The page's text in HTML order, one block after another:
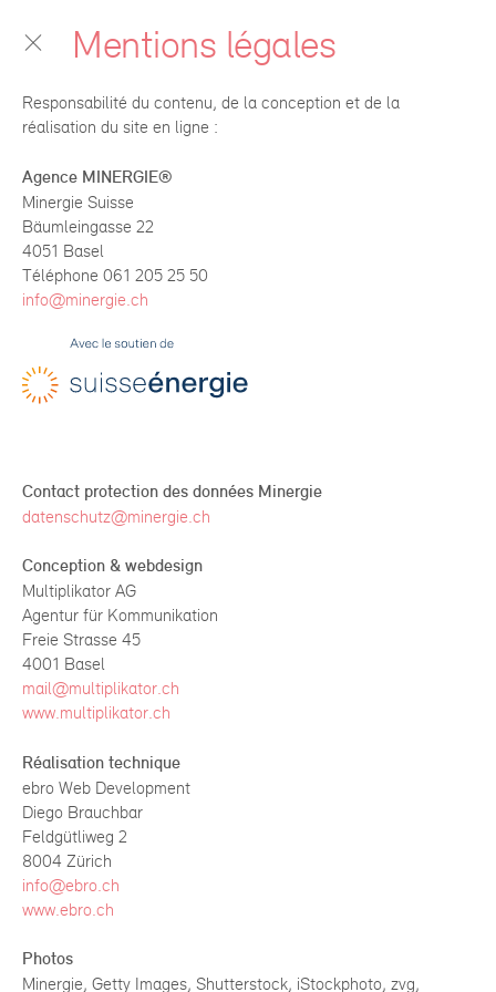
Mentions légales
Responsabilité du contenu, de la conception et de la
réalisation du site en ligne :
Agence MINERGIE®
Minergie Suisse
Bäumleingasse 22
4051 Basel
Téléphone 061 205 25 50
info@minergie.ch
Contact protection des données Minergie
datenschutz@minergie.ch
Conception & webdesign
Multiplikator AG
Agentur für Kommunikation
Freie Strasse 45
4001 Basel
mail@multiplikator.ch
www.multiplikator.ch
Réalisation technique
ebro Web Development
Diego Brauchbar
Feldgütliweg 2
8004 Zürich
info@ebro.ch
www.ebro.ch
Photos
Minergie, Getty Images, Shutterstock, iStockphoto, zvg,